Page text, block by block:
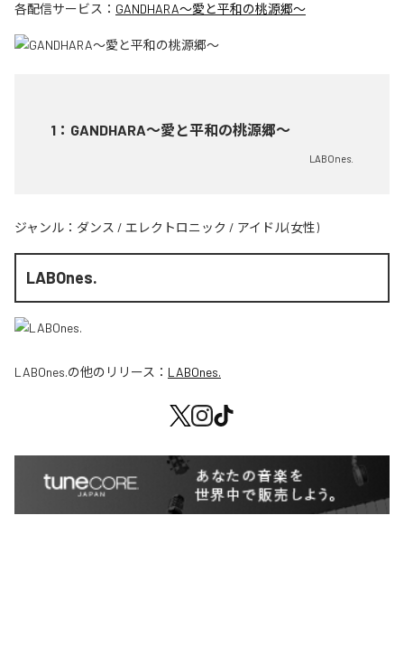
各配信サービス： GANDHARA〜愛と平和の桃源郷〜
1 ： GANDHARA〜愛と平和の桃源郷〜
LABOnes.
ジャンル： ダンス / エレクトロニック / アイドル(女性)
LABOnes.
LABOnes.の他のリリース： LABOnes.